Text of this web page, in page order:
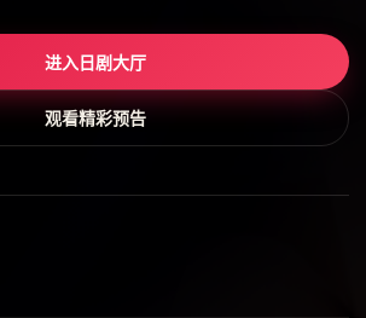
进入日剧大厅
观看精彩预告